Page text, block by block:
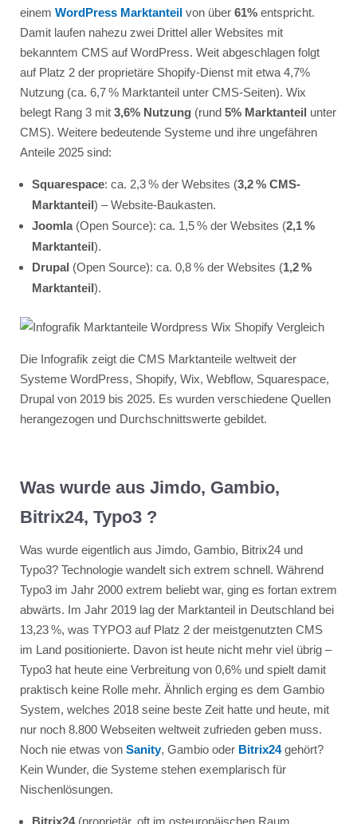
einem WordPress Marktanteilvon über 61%entspricht.
Damit laufen nahezu zwei Drittel aller Websites mit
bekanntem CMS auf WordPress. Weit abgeschlagen folgt
auf Platz 2 der proprietäre Shopify-Dienst mit etwa 4,7%
Nutzung (ca. 6,7 % Marktanteil unter CMS-Seiten). Wix
belegt Rang 3 mit 3,6% Nutzung(rund 5% Marktanteil unter
CMS). Weitere bedeutende Systeme und ihre ungefähren
Anteile 2025 sind:
Squarespace: ca. 2,3 % der Websites (3,2 % CMS-
Marktanteil) – Website-Baukasten.
Joomla(Open Source): ca. 1,5 % der Websites (2,1 %
Marktanteil).
Drupal (Open Source): ca. 0,8 % der Websites (1,2 %
Marktanteil).
Die Infografik zeigt die CMS Marktanteile weltweit der
Systeme WordPress, Shopify, Wix, Webflow, Squarespace,
Drupal von 2019 bis 2025. Es wurden verschiedene Quellen
herangezogen und Durchschnittswerte gebildet.
Was wurde aus Jimdo, Gambio,
Bitrix24, Typo3 ?
Was wurde eigentlich aus Jimdo, Gambio, Bitrix24 und
Typo3? Technologie wandelt sich extrem schnell. Während
Typo3 im Jahr 2000 extrem beliebt war, ging es fortan extrem
abwärts. Im Jahr 2019 lag der Marktanteil in Deutschland bei
13,23 %, was TYPO3 auf Platz 2 der meistgenutzten CMS
im Land positionierte. Davon ist heute nicht mehr viel übrig –
Typo3 hat heute eine Verbreitung von 0,6% und spielt damit
praktisch keine Rolle mehr. Ähnlich erging es dem Gambio
System, welches 2018 seine beste Zeit hatte und heute, mit
nur noch 8.800 Webseiten weltweit zufrieden geben muss.
Noch nie etwas von Sanity, Gambio oder Bitrix24gehört?
Kein Wunder, die Systeme stehen exemplarisch für
Nischenlösungen.
Bitrix24(proprietär, oft im osteuropäischen Raum